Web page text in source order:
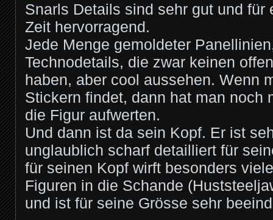
Snarls Details sind sehr gut und für
Zeit hervorragend.
Jede Menge gemoldeter
Technodetails, die zwar keinen
haben, aber cool aussehen. Wenn
Stickern findet, dann hat man noch
die Figur aufwerten.
Und dann ist da sein Kopf. Er ist
unglaublich scharf detailliert für
für seinen Kopf wirft besonders
Figuren in die Schande
und ist für seine Grösse sehr